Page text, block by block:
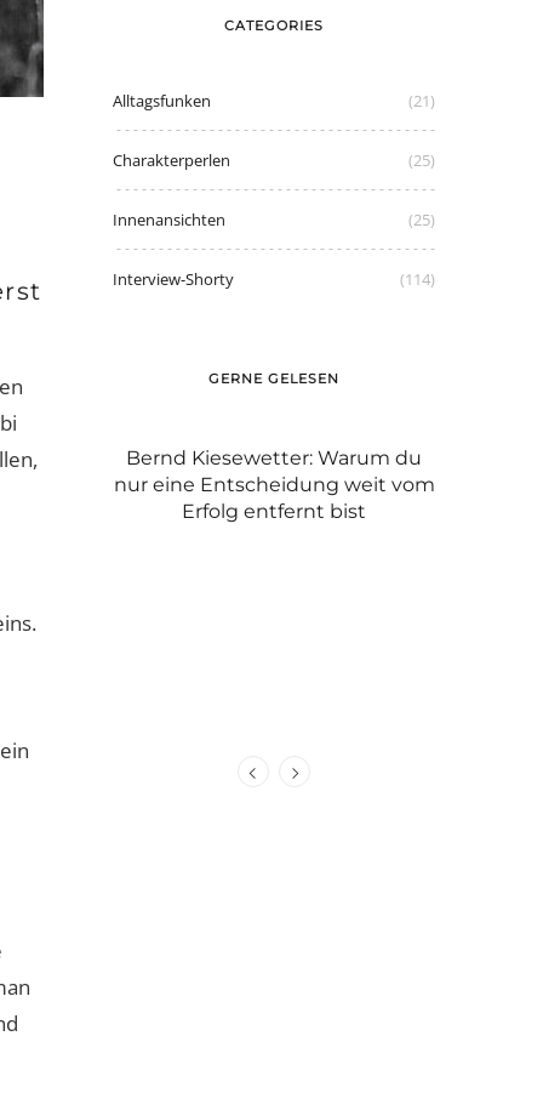
CATEGORIES
Alltagsfunken (21)
Charakterperlen (25)
Innenansichten (25)
Interview-Shorty (114)
GERNE GELESEN
Warum du
weit vom
Graue Haare: mit Stolz tragen wie
Caroline oder färben?